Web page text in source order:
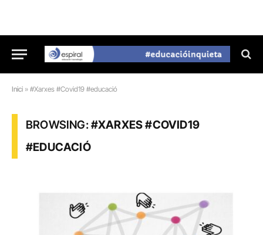
Inici » #Xarxes #Covid19 #educació
BROWSING:#XARXES #COVID19
#EDUCACIÓ